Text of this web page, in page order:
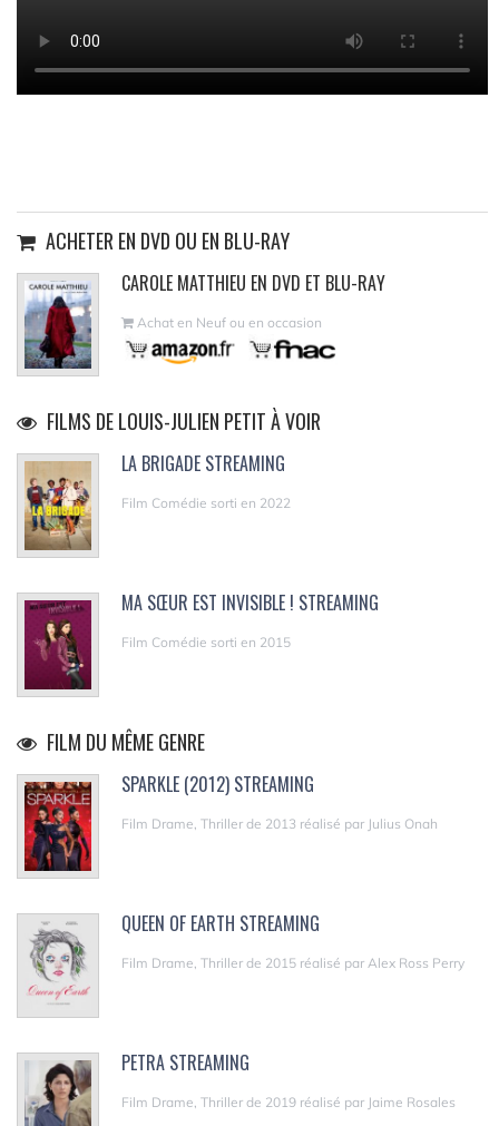
ACHETER EN DVD OU EN BLU-RAY
CAROLE MATTHIEU EN DVD ET BLU-RAY
Achat en Neuf ou en occasion
FILMS DE LOUIS-JULIEN PETIT À VOIR
LA BRIGADE STREAMING
Film Comédie sorti en 2022
MA SŒUR EST INVISIBLE ! STREAMING
Film Comédie sorti en 2015
FILM DU MÊME GENRE
SPARKLE (2012) STREAMING
Film Drame, Thriller de 2013 réalisé par Julius Onah
QUEEN OF EARTH STREAMING
Film Drame, Thriller de 2015 réalisé par Alex Ross Perry
PETRA STREAMING
Film Drame, Thriller de 2019 réalisé par Jaime Rosales